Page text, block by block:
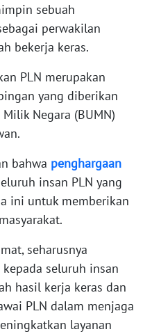
sebuah
perwakilan
bekerja keras.
PLN merupakan
yang diberikan
Negara (BUMN)
bahwa penghargaan
insan PLN yang
ini untuk memberikan
seharusnya
seluruh insan
hasil kerja keras dan
PLN dalam menjaga
layanan